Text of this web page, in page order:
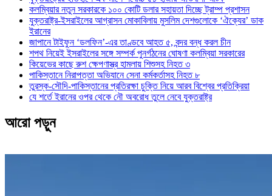
কলম্বিয়ার নতুন সরকারকে ১০০ কোটি ডলার সহায়তা দিচ্ছে ট্রাম্প প্রশাসন
যুক্তরাষ্ট্র-ইসরাইলের আগ্রাসন মোকাবিলায় মুসলিম দেশগুলোকে ‘ঐক্যের’ ডাক
ইরানের
জাপানে টাইফুন ‘ডলফিন’-এর তাণ্ডবে আহত ৫, বন্দর বন্ধ করল চীন
শপথ নিয়েই ইসরাইলের সঙ্গে সম্পর্ক পুনর্গঠনের ঘোষণা কলম্বিয়া সরকারের
কিয়েভের কাছে রুশ ক্ষেপণাস্ত্র হামলায় শিশুসহ নিহত ৩
পাকিস্তানে নিরাপত্তা অভিযানে সেনা কর্মকর্তাসহ নিহত ৮
তুরস্ক-সৌদি-পাকিস্তানের প্রতিরক্ষা চুক্তি নিয়ে আরব বিশ্বের প্রতিক্রিয়া
যে শর্তে ইরানের ওপর থেকে নৌ অবরোধ তুলে নেবে যুক্তরাষ্ট্র
আরো পড়ুন